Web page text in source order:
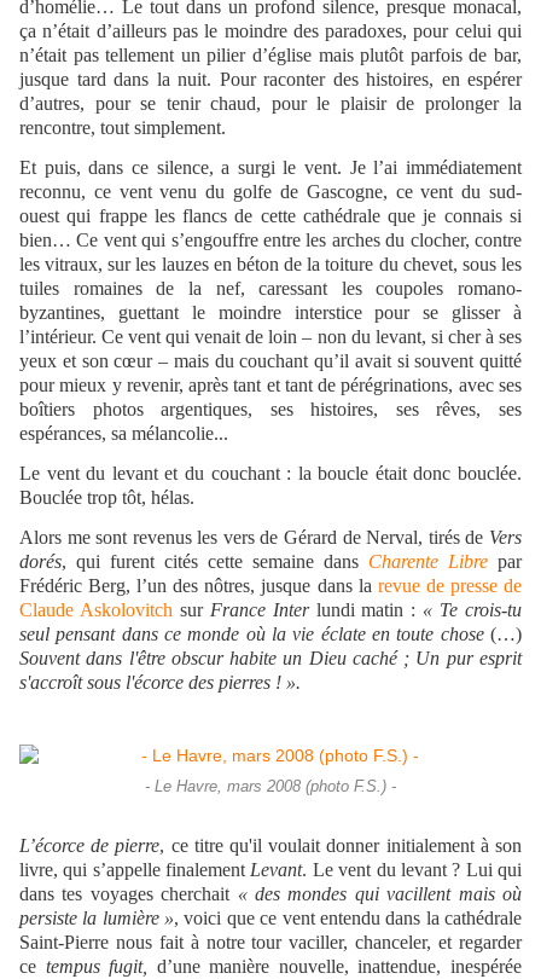
d’homélie… Le tout dans un profond silence, presque monacal,
ça n’était d’ailleurs pas le moindre des paradoxes, pour celui qui
n’était pas tellement un pilier d’église mais plutôt parfois de bar,
jusque tard dans la nuit. Pour raconter des histoires, en espérer
d’autres, pour se tenir chaud, pour le plaisir de prolonger la
rencontre, tout simplement.
Et puis, dans ce silence, a surgi le vent. Je l’ai immédiatement
reconnu, ce vent venu du golfe de Gascogne, ce vent du sud-
ouest qui frappe les flancs de cette cathédrale que je connais si
bien… Ce vent qui s’engouffre entre les arches du clocher, contre
les vitraux, sur les lauzes en béton de la toiture du chevet, sous les
tuiles romaines de la nef, caressant les coupoles romano-
byzantines, guettant le moindre interstice pour se glisser à
l’intérieur. Ce vent qui venait de loin – non du levant, si cher à ses
yeux et son cœur – mais du couchant qu’il avait si souvent quitté
pour mieux y revenir, après tant et tant de pérégrinations, avec ses
boîtiers photos argentiques, ses histoires, ses rêves, ses
espérances, sa mélancolie...
Le vent du levant et du couchant : la boucle était donc bouclée.
Bouclée trop tôt, hélas.
Alors me sont revenus les vers de Gérard de Nerval, tirés de Vers
dorés, qui furent cités cette semaine dans Charente Libre par
Frédéric Berg, l’un des nôtres, jusque dans la revue de presse de
Claude Askolovitch sur France Interlundi matin : « Te crois-tu
seul pensant dans ce monde où la vie éclate en toute chose(…)
Souvent dans l'être obscur habite un Dieu caché ; Un pur esprit
s'accroît sous l'écorce des pierres ! ».
- Le Havre, mars 2008 (photo F.S.) -
L’écorce de pierre, ce titre qu'il voulait donner initialement à son
livre, qui s’appelle finalement Levant. Le vent du levant ? Lui qui
dans tes voyages cherchait « des mondes qui vacillent mais où
persiste la lumière », voici que ce vent entendu dans la cathédrale
Saint-Pierre nous fait à notre tour vaciller, chanceler, et regarder
ce tempus fugit,
d’une manière nouvelle, inattendue, inespérée